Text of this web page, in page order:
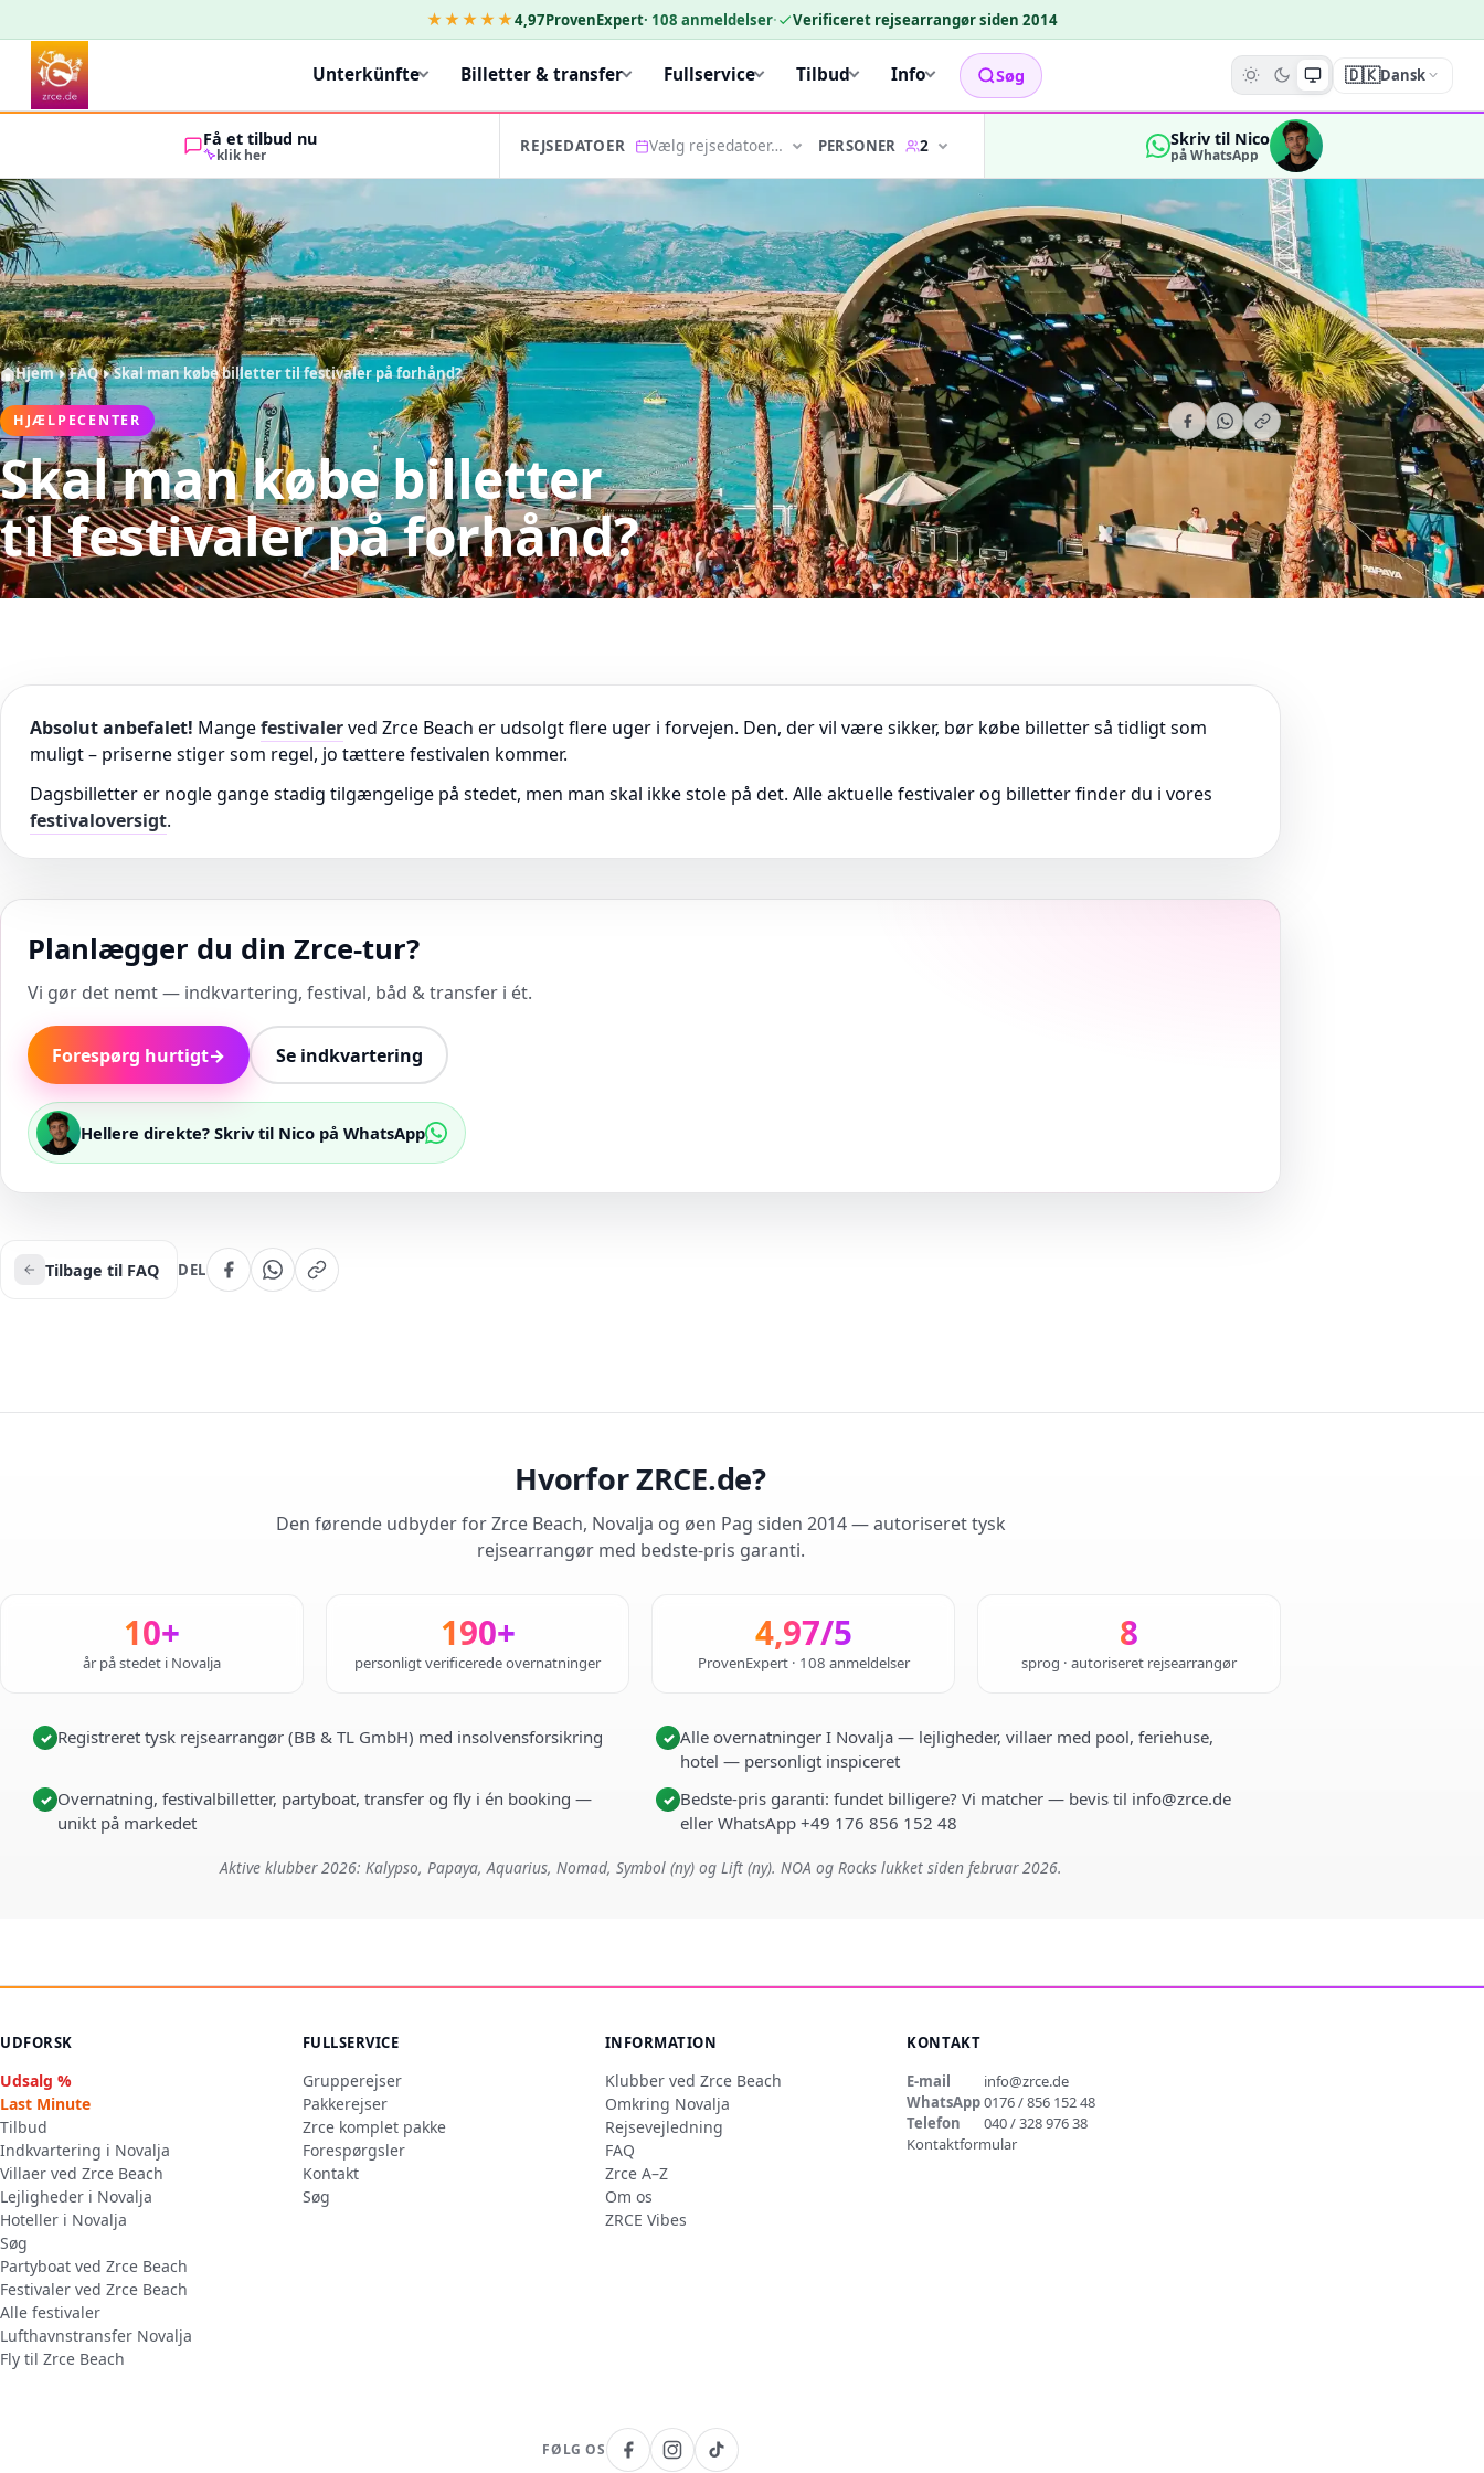
★★★★★4,97ProvenExpert· 108 anmeldelser· Verificeret rejsearrangør siden 2014
Unterkünfte Billetter & transfer Fullservice Tilbud Info Søg 🇩🇰Dansk
Få et tilbud nu
klik her REJSEDATOER Vælg rejsedatoer… PERSONER 2 Skriv til Nico
på WhatsApp
Hjem FAQ Skal man købe billetter til festivaler på forhånd?
HJÆLPECENTER
Skal man købe billetter
til festivaler på forhånd?
Absolut anbefalet! Mangefestivalerved Zrce Beach er udsolgt flere uger i forvejen. Den, der vil være sikker, bør købe billetter så tidligt som
muligt – priserne stiger som regel, jo tættere festivalen kommer.
Dagsbilletter er nogle gange stadig tilgængelige på stedet, men man skal ikke stole på det. Alle aktuelle festivaler og billetter finder du i vores
festivaloversigt.
Planlægger du din Zrce-tur?
Vi gør det nemt — indkvartering, festival, båd & transfer i ét.
Forespørg hurtigt→ Se indkvartering
Hellere direkte? Skriv til Nico på WhatsApp
Tilbage til FAQ DEL
Hvorfor ZRCE.de?
Den førende udbyder for Zrce Beach, Novalja og øen Pag siden 2014 — autoriseret tysk
rejsearrangør med bedste-pris garanti.
10+
år på stedet i Novalja
190+
personligt verificerede overnatninger
4,97/5
ProvenExpert · 108 anmeldelser
8
sprog · autoriseret rejsearrangør
✓ Registreret tysk rejsearrangør (BB & TL GmbH) med insolvensforsikring ✓ Alle overnatninger I Novalja — lejligheder, villaer med pool, feriehuse,
hotel — personligt inspiceret
✓ Overnatning, festivalbilletter, partyboat, transfer og fly i én booking —
unikt på markedet
✓ Bedste-pris garanti: fundet billigere? Vi matcher — bevis til info@zrce.de
eller WhatsApp +49 176 856 152 48
Aktive klubber 2026: Kalypso, Papaya, Aquarius, Nomad, Symbol (ny) og Lift (ny). NOA og Rocks lukket siden februar 2026.
UDFORSK
Udsalg %
Last Minute
Tilbud
Indkvartering i Novalja
Villaer ved Zrce Beach
Lejligheder i Novalja
Hoteller i Novalja
Søg
Partyboat ved Zrce Beach
Festivaler ved Zrce Beach
Alle festivaler
Lufthavnstransfer Novalja
Fly til Zrce Beach
FULLSERVICE
Grupperejser
Pakkerejser
Zrce komplet pakke
Forespørgsler
Kontakt
Søg
INFORMATION
Klubber ved Zrce Beach
Omkring Novalja
Rejsevejledning
FAQ
Zrce A–Z
Om os
ZRCE Vibes
KONTAKT
E-mail
info@zrce.de
WhatsApp0176 / 856 152 48
Telefon
040 / 328 976 38
Kontaktformular
FØLG OS